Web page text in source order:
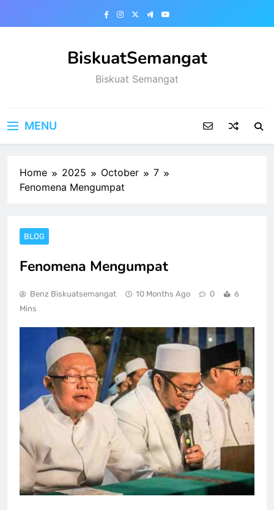
BiskuatSemangat
Biskuat Semangat
MENU
Home 2025 October
7
Fenomena Mengumpat
BLOG
Fenomena Mengumpat
Benz Biskuatsemangat 10 Months Ago 0
6
Mins